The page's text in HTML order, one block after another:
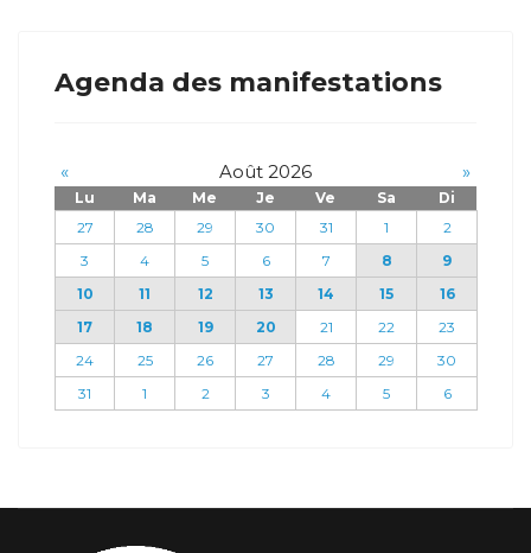
Agenda des manifestations
« Août 2026 »
Lu Ma Me Je Ve Sa
Di
27
28 29 30 31 1
2
3
4 5 6 7 8
9
10
11 12 13 14 15
16
17
18 19 20 21 22
23
24
25 26 27 28 29
30
31
1 2 3 4 5 6